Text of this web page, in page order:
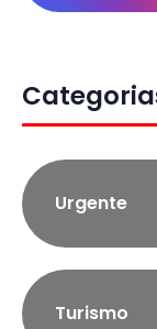
Urgente
Turismo